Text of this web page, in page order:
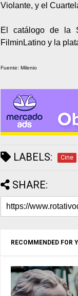
Violante, y el
El catálogo de la
FilminLatino y la
Fuente: Milenio
LABELS: Cine
SHARE:
RECOMMENDED FOR